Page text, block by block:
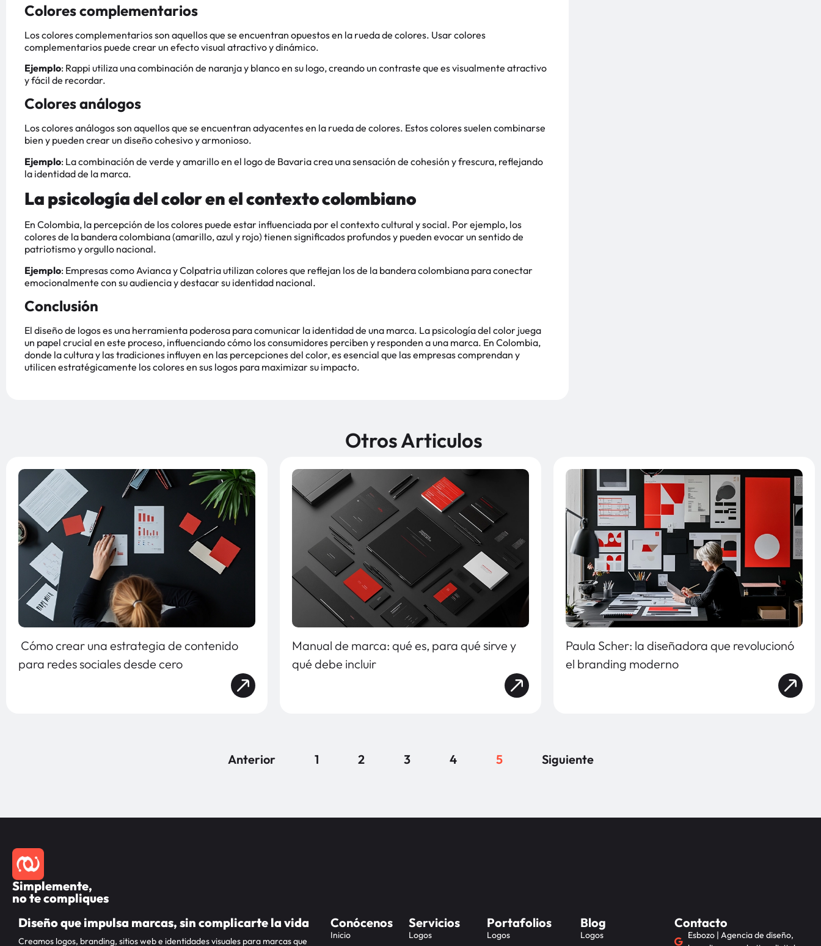
Colores complementarios
Los colores complementarios son aquellos que se encuentran opuestos en la rueda de colores. Usar colores
complementarios puede crear un efecto visual atractivo y dinámico.
Ejemplo: Rappi utiliza una combinación de naranja y blanco en su logo, creando un contraste que es visualmente atractivo
y fácil de recordar.
Colores análogos
Los colores análogos son aquellos que se encuentran adyacentes en la rueda de colores. Estos colores suelen combinarse
bien y pueden crear un diseño cohesivo y armonioso.
Ejemplo: La combinación de verde y amarillo en el logo de Bavaria crea una sensación de cohesión y frescura, reflejando
la identidad de la marca.
La psicología del color en el contexto colombiano
En Colombia, la percepción de los colores puede estar influenciada por el contexto cultural y social. Por ejemplo, los
colores de la bandera colombiana (amarillo, azul y rojo) tienen significados profundos y pueden evocar un sentido de
patriotismo y orgullo nacional.
Ejemplo: Empresas como Avianca y Colpatria utilizan colores que reflejan los de la bandera colombiana para conectar
emocionalmente con su audiencia y destacar su identidad nacional.
Conclusión
El diseño de logos es una herramienta poderosa para comunicar la identidad de una marca. La psicología del color juega
un papel crucial en este proceso, influenciando cómo los consumidores perciben y responden a una marca. En Colombia,
donde la cultura y las tradiciones influyen en las percepciones del color, es esencial que las empresas comprendan y
utilicen estratégicamente los colores en sus logos para maximizar su impacto.
Otros Articulos
Cómo crear una estrategia de contenido
para redes sociales desde cero
Manual de marca: qué es, para qué sirve y
qué debe incluir
Paula Scher: la diseñadora que revolucionó
el branding moderno
Anterior 1 2 3 4 5 Siguiente
Simplemente,
no te compliques
Diseño que impulsa marcas, sin complicarte la vida
Creamos logos, branding, sitios web e identidades visuales para marcas que
Conócenos
Inicio
Servicios
Logos
Portafolios
Logos
Blog
Logos
Contacto
Esbozo | Agencia de diseño,